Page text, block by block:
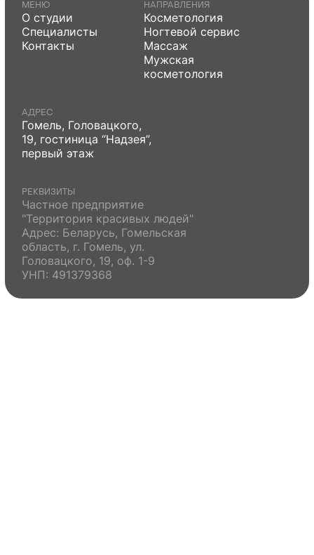
МЕНЮ
О студии
Специалисты
Контакты
НАПРАВЛЕНИЯ
Косметология
Ногтевой сервис
Массаж
Мужская
косметология
АДРЕС
Гомель, Головацкого,
19, гостиница “Надзея”,
первый этаж
РЕКВИЗИТЫ
Частное предприятие
"Территория красивых людей"
Адрес: Беларусь, Гомельская
область, г. Гомель, ул.
Головацкого, 19, оф. 1-9
УНП: 491379368